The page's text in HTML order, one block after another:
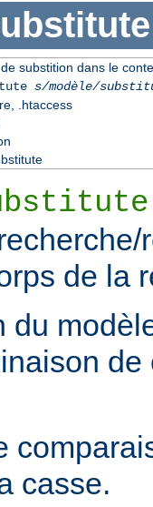
substition dans le
s/modèle/
.htaccess
de la
du
de
casse.